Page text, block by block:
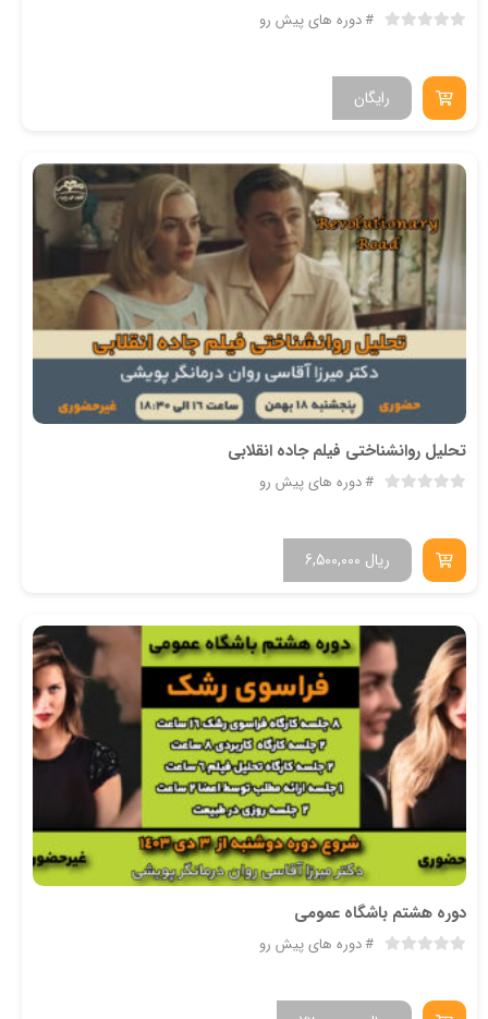
دوره های پیش رو
رایگان
تحلیل روانشناختی فیلم جاده انقلابی
دوره های پیش رو
6,500,000 ریال
دوره هشتم باشگاه عمومی
دوره های پیش رو